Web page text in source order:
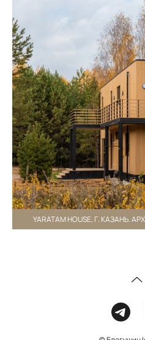
YARATAM HOUSE, Г. КАЗАНЬ.